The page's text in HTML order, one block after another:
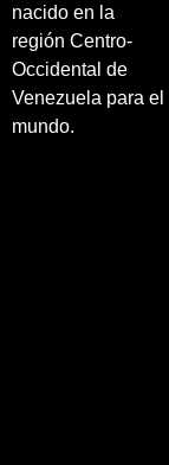
nacido en la
región Centro-
Occidental de
Venezuela para el
mundo.